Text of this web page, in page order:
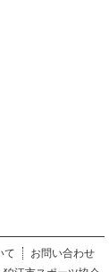
て
お問い合わせ